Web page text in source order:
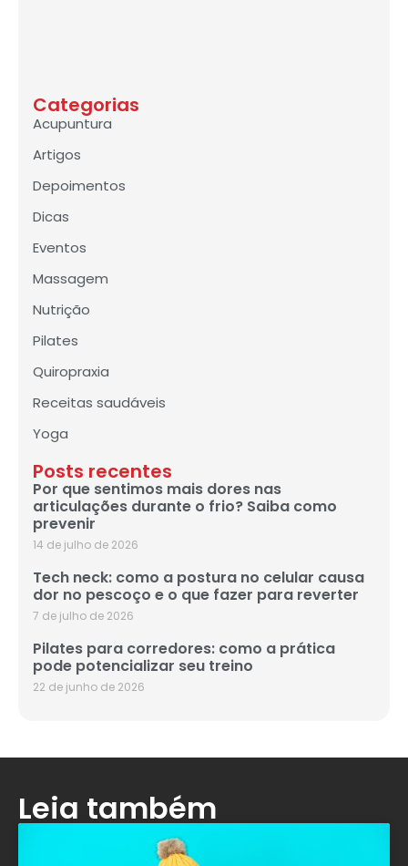
Categorias
Acupuntura
Artigos
Depoimentos
Dicas
Eventos
Massagem
Nutrição
Pilates
Quiropraxia
Receitas saudáveis
Yoga
Posts recentes
Por que sentimos mais dores nas
articulações durante o frio? Saiba como
prevenir
14 de julho de 2026
Tech neck: como a postura no celular causa
dor no pescoço e o que fazer para reverter
7 de julho de 2026
Pilates para corredores: como a prática
pode potencializar seu treino
22 de junho de 2026
Leia também